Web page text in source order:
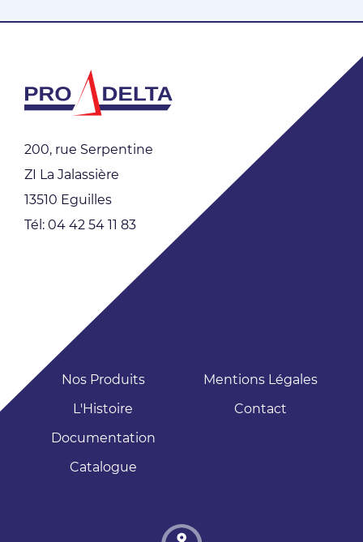
200, rue Serpentine
ZI La Jalassière
13510 Eguilles
Tél: 04 42 54 11 83
Nos Produits
L'Histoire
Documentation
Catalogue
Mentions Légales
Contact